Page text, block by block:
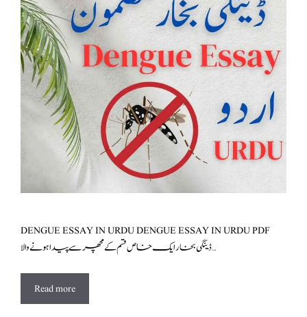
DENGUE ESSAY IN URDU DENGUE ESSAY IN URDU PDF
ڈینگی بخار ایک خاص قسم کے مچھر سے پیدا ہونے والا …
Read more